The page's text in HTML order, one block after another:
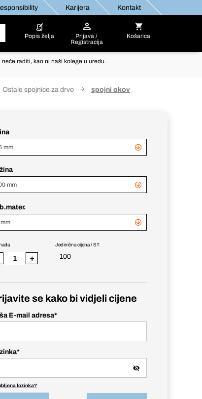
Karijera Kontakt
Popis želja
Prijava /
Registracija
Košarica
raditi, kao ni naši kolege u uredu.
Ostale spojnice za drvo spojni okov
mm
mm
Jedinična cijena / ST
100
+
se kako bi vidjeli cijene
E-mail adresa*
*
lozinka?